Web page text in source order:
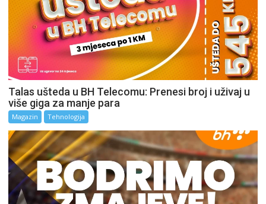
Talas ušteda u BH Telecomu: Prenesi broj i uživaj u
više giga za manje para
Magazin Tehnologija